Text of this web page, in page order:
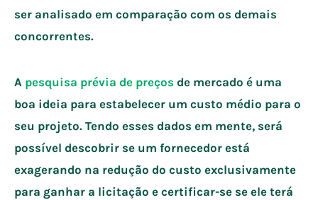
ser analisado em comparação com os demais
concorrentes.
A pesquisa prévia de preços de mercado é uma
boa ideia para estabelecer um custo médio para o
seu projeto. Tendo esses dados em mente, será
possível descobrir se um fornecedor está
exagerando na redução do custo exclusivamente
para ganhar a licitação e certificar-se se ele terá